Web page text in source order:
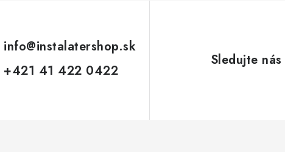
info@instalatershop.sk
+421 41 422 0422